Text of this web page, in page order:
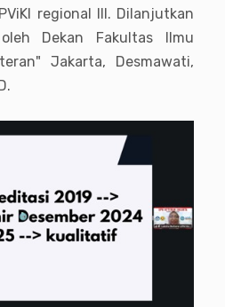
regional III. Dilanjutkan
Dekan Fakultas Ilmu
Jakarta, Desmawati,